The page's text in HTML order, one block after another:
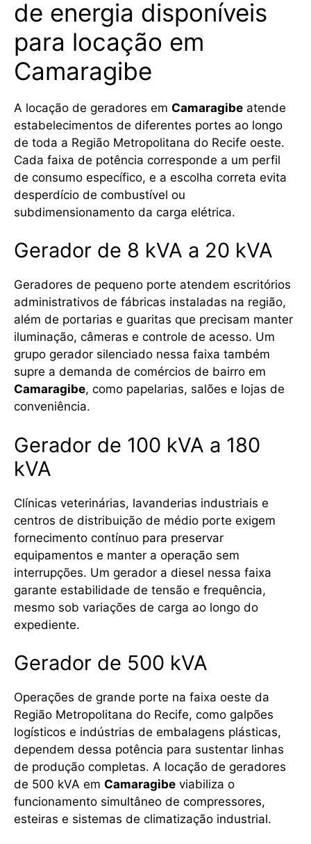
de energia disponíveis
para locação em
Camaragibe
A locação de geradores em Camaragibe atende
estabelecimentos de diferentes portes ao longo
de toda a Região Metropolitana do Recife oeste.
Cada faixa de potência corresponde a um perfil
de consumo específico, e a escolha correta evita
desperdício de combustível ou
subdimensionamento da carga elétrica.
Gerador de 8 kVA a 20 kVA
Geradores de pequeno porte atendem escritórios
administrativos de fábricas instaladas na região,
além de portarias e guaritas que precisam manter
iluminação, câmeras e controle de acesso. Um
grupo gerador silenciado nessa faixa também
supre a demanda de comércios de bairro em
Camaragibe, como papelarias, salões e lojas de
conveniência.
Gerador de 100 kVA a 180
kVA
Clínicas veterinárias, lavanderias industriais e
centros de distribuição de médio porte exigem
fornecimento contínuo para preservar
equipamentos e manter a operação sem
interrupções. Um gerador a diesel nessa faixa
garante estabilidade de tensão e frequência,
mesmo sob variações de carga ao longo do
expediente.
Gerador de 500 kVA
Operações de grande porte na faixa oeste da
Região Metropolitana do Recife, como galpões
logísticos e indústrias de embalagens plásticas,
dependem dessa potência para sustentar linhas
de produção completas. A locação de geradores
de 500 kVA em Camaragibe viabiliza o
funcionamento simultâneo de compressores,
esteiras e sistemas de climatização industrial.